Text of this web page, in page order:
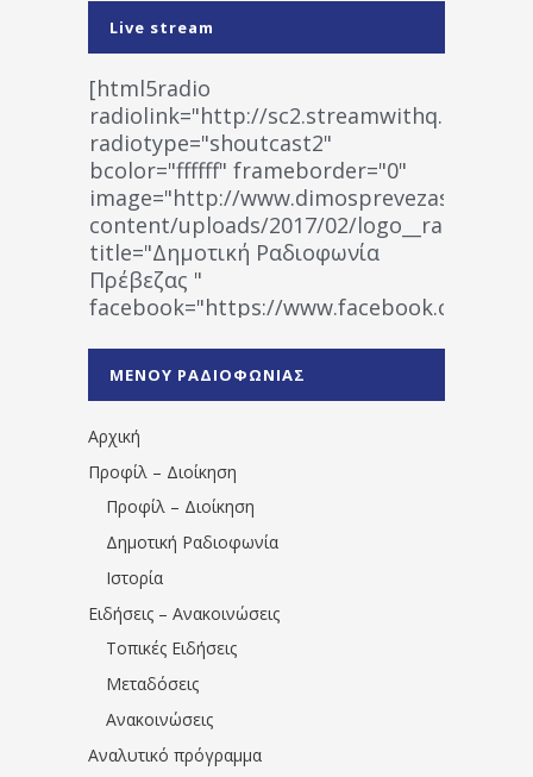
Live stream
[html5radio
radiolink="http://
radiotype="shoutcast2"
bcolor="ffffff" frameborder="0"
image="http://www.dimosprevezas.gr/wp-
content/uploads/2017/02/
title="Δημοτική Ραδιοφωνία
Πρέβεζας "
facebook="https://www.facebook.com/
1531194763766854/" artist="" ]
ΜΕΝΟΥ ΡΑΔΙΟΦΩΝΙΑΣ
Αρχική
Προφίλ – Διοίκηση
Προφίλ – Διοίκηση
Δημοτική Ραδιοφωνία
Ιστορία
Ειδήσεις – Ανακοινώσεις
Τοπικές Ειδήσεις
Μεταδόσεις
Ανακοινώσεις
Αναλυτικό πρόγραμμα